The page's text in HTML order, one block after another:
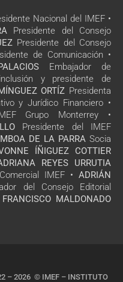
Nacional del IMEF •
Presidente del Consejo
Presidente del Consejo
de Comunicación •
Embajador de
y presidente de
ORTÍZ Presidenta
y Jurídico Financiero •
Grupo Monterrey •
Presidente del IMEF
DE LA PARRA Socia
ÍÑIGUEZ COTTIER
REYES URRUTIA
IMEF • ADRIÁN
del Consejo Editorial
MALDONADO
– 2026 © IMEF – INSTITUTO